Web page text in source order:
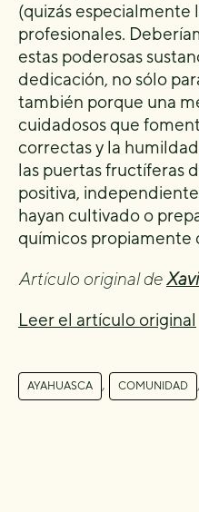
(quizás especialmente
profesionales.
estas poderosas
dedicación, no sólo
también porque una
cuidadosos que
correctas y la
las puertas fructíferas
positiva,
hayan cultivado o
químicos propiamente
Artículo original de
Leer el artículo original
AYAHUASCA , COMUNIDAD ,